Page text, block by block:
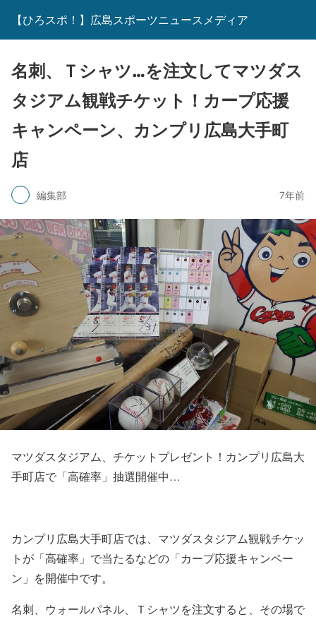
【ひろスポ！】広島スポーツニュースメディア
名刺、Ｔシャツ…を注文してマツダス
タジアム観戦チケット！カープ応援
キャンペーン、カンプリ広島大手町
店
編集部 7年前
マツダスタジアム、チケットプレゼント！カンプリ広島大
手町店で「高確率」抽選開催中…
カンプリ広島大手町店では、マツダスタジアム観戦チケッ
トが「高確率」で当たるなどの「カープ応援キャンペー
ン」を開催中です。
名刺、ウォールパネル、Ｔシャツを注文すると、その場で